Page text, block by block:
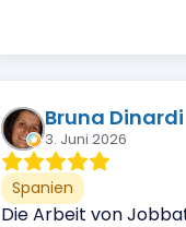
Bruna Dinardi
3. Juni 2026
Spanien
Die Arbeit von